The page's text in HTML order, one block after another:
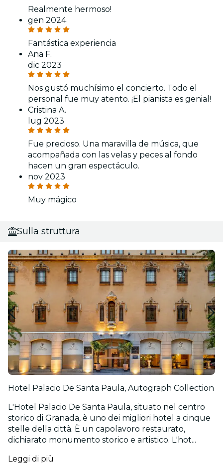
Realmente hermoso!
gen 2024
Fantástica experiencia
Ana F.
dic 2023
Nos gustó muchísimo el concierto. Todo el
personal fue muy atento. ¡El pianista es genial!
Cristina A.
lug 2023
Fue precioso. Una maravilla de música, que
acompañada con las velas y peces al fondo
hacen un gran espectáculo.
nov 2023
Muy mágico
Sulla struttura
Hotel Palacio De Santa Paula, Autograph Collection
L'Hotel Palacio De Santa Paula, situato nel centro
storico di Granada, è uno dei migliori hotel a cinque
stelle della città. È un capolavoro restaurato,
dichiarato monumento storico e artistico. L'hot...
Leggi di più